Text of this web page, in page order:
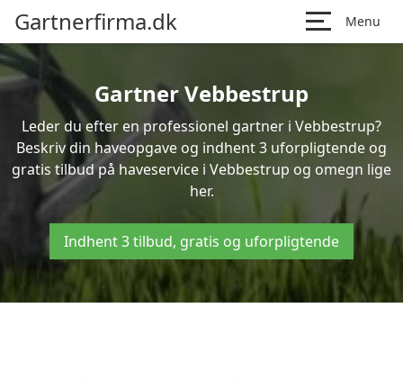
Gartnerfirma.dk Menu
Gartner Vebbestrup
Leder du efter en professionel gartner i Vebbestrup?
Beskriv din haveopgave og indhent 3 uforpligtende og
gratis tilbud på haveservice i Vebbestrup og omegn lige
her.
Indhent 3 tilbud, gratis og uforpligtende